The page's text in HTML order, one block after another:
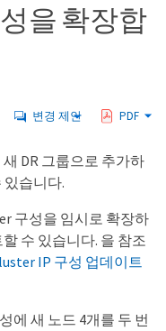
을 확장합
변경 제안 PDF
DR 그룹으로 추가하
있습니다.
구성을 임시로 확장하
수 있습니다. 을 참조
IP 구성 업데이트
에 새 노드 4개를 두 번